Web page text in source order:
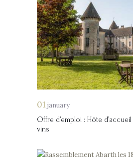
01 january
Offre d’emploi : Hôte
vins